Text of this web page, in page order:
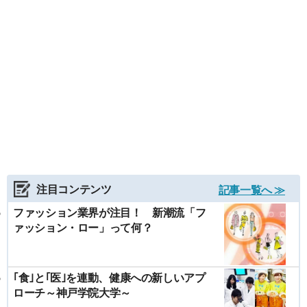
注目コンテンツ
記事一覧へ ≫
ファッション業界が注目！ 新潮流「フ
ァッション・ロー」って何？
｢食｣と｢医｣を連動、健康への新しいアプ
ローチ～神戸学院大学～